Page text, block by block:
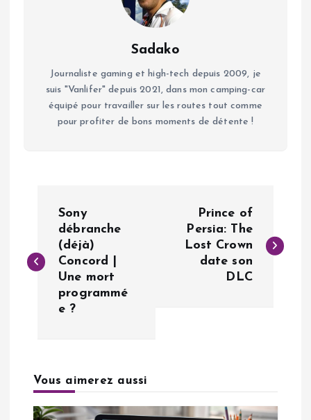
Sadako
Journaliste gaming et high-tech depuis 2009, je
suis "Vanlifer" depuis 2021, dans mon camping-car
équipé pour travailler sur les routes tout comme
pour profiter de bons moments de détente !
v
a
t
Sony
débranche
(déjà)
Concord |
Une mort
programmé
e ?
Prince of
Persia: The
Lost Crown
date son
DLC
Vous aimerez aussi